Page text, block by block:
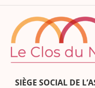
SIÈGE SOCIAL DE